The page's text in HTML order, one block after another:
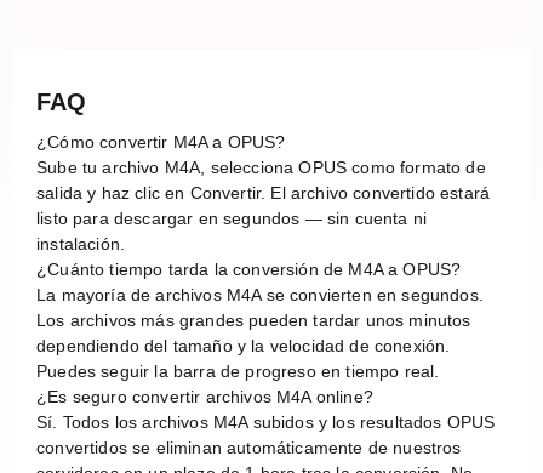
FAQ
¿Cómo convertir M4A a OPUS?
Sube tu archivo M4A, selecciona OPUS como formato de
salida y haz clic en Convertir. El archivo convertido estará
listo para descargar en segundos — sin cuenta ni
instalación.
¿Cuánto tiempo tarda la conversión de M4A a OPUS?
La mayoría de archivos M4A se convierten en segundos.
Los archivos más grandes pueden tardar unos minutos
dependiendo del tamaño y la velocidad de conexión.
Puedes seguir la barra de progreso en tiempo real.
¿Es seguro convertir archivos M4A online?
Sí. Todos los archivos M4A subidos y los resultados OPUS
convertidos se eliminan automáticamente de nuestros